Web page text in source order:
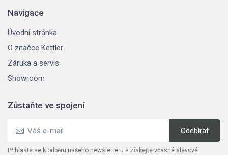
Navigace
Úvodní stránka
O značce Kettler
Záruka a servis
Showroom
Zůstaňte ve spojení
Přihlaste se k odběru našeho newsletteru a získejte včasné slevové